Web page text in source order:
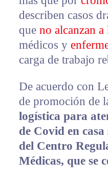
describen casos
que no alcanzan a
médicos y
carga de trabajo
De acuerdo con
de promoción de
logística para
de Covid en
del Centro
Médicas, que se